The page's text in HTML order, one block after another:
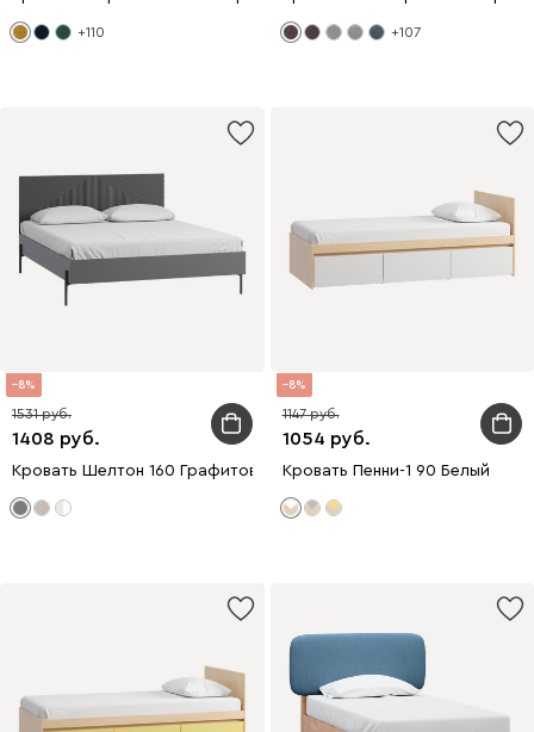
+110 +107
8
1408
1531
Кровать Шелтон 160 Графитовый
8
1054
1147
Кровать Пенни-1 90 Белый